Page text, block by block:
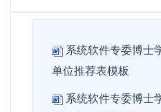
系统软件专委博士
单位推荐表模板
系统软件专委博士